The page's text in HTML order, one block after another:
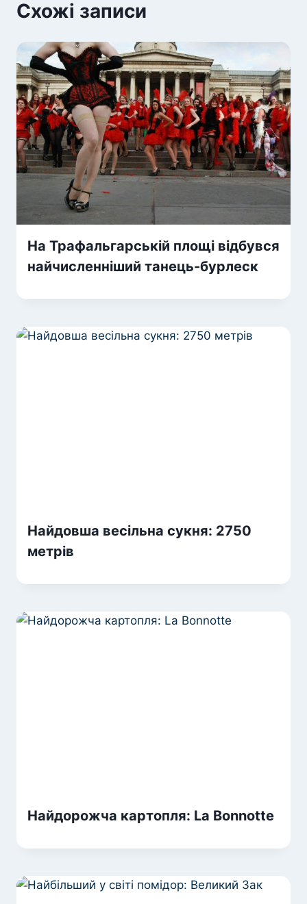
Схожі записи
На Трафальгарській площі відбувся
найчисленніший танець-бурлеск
Найдовша весільна сукня: 2750
метрів
Найдорожча картопля: La Bonnotte